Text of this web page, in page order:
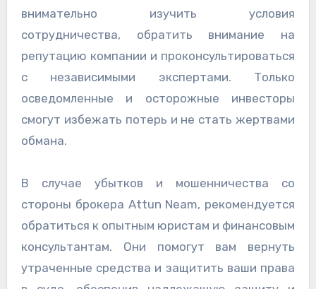
внимательно изучить условия
сотрудничества, обратить внимание на
репутацию компании и проконсультироваться
с независимыми экспертами. Только
осведомленные и осторожные инвесторы
смогут избежать потерь и не стать жертвами
обмана.
В случае убытков и мошенничества со
стороны брокера Attun Neam, рекомендуется
обратиться к опытным юристам и финансовым
консультантам. Они помогут вам вернуть
утраченные средства и защитить ваши права